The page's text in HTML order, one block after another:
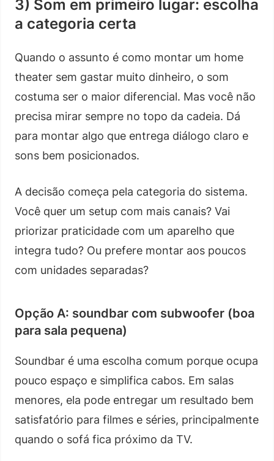
3) Som em primeiro lugar: escolha
a categoria certa
Quando o assunto é como montar um home
theater sem gastar muito dinheiro, o som
costuma ser o maior diferencial. Mas você não
precisa mirar sempre no topo da cadeia. Dá
para montar algo que entrega diálogo claro e
sons bem posicionados.
A decisão começa pela categoria do sistema.
Você quer um setup com mais canais? Vai
priorizar praticidade com um aparelho que
integra tudo? Ou prefere montar aos poucos
com unidades separadas?
Opção A: soundbar com subwoofer (boa
para sala pequena)
Soundbar é uma escolha comum porque ocupa
pouco espaço e simplifica cabos. Em salas
menores, ela pode entregar um resultado bem
satisfatório para filmes e séries, principalmente
quando o sofá fica próximo da TV.